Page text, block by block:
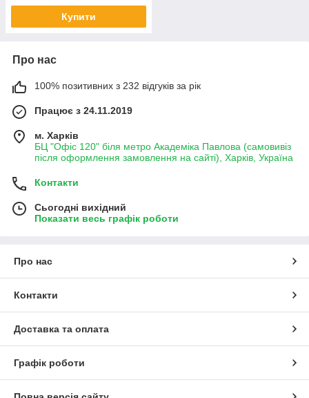
Купити
Про нас
100% позитивних з 232 відгуків за рік
Працює з 24.11.2019
м. Харків
БЦ "Офіс 120" біля метро Академіка Павлова (самовивіз
після оформлення замовлення на сайті), Харків, Україна
Контакти
Сьогодні вихідний
Показати весь графік роботи
Про нас
Контакти
Доставка та оплата
Графік роботи